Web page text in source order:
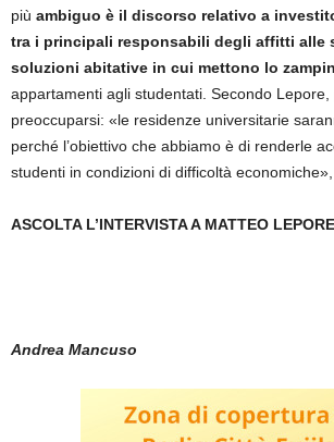
più ambiguo è il discorso relativo a
tra i principali responsabili degli affitti alle
soluzioni abitative in cui mettono lo
appartamenti agli studentati. Secondo Lepore,
preoccuparsi: «le residenze universitarie
perché l’obiettivo che abbiamo è di renderle
studenti in condizioni di difficoltà
ASCOLTA L’INTERVISTA A MATTEO
Andrea Mancuso